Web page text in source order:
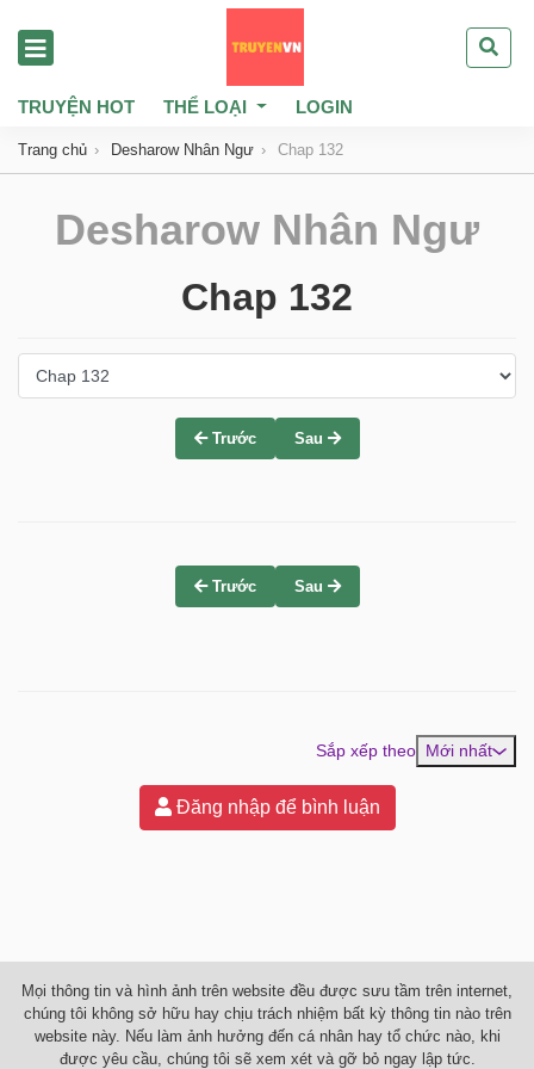
TRUYỆN HOT THỂ LOẠI LOGIN
Trang chủ Desharow Nhân Ngư Chap 132
Desharow Nhân Ngư
Chap 132
Trước Sau
Trước Sau
Sắp xếp theo Mới nhất
Đăng nhập để bình luận
Mọi thông tin và hình ảnh trên website đều được sưu tầm trên internet,
chúng tôi không sở hữu hay chịu trách nhiệm bất kỳ thông tin nào trên
website này. Nếu làm ảnh hưởng đến cá nhân hay tổ chức nào, khi
được yêu cầu, chúng tôi sẽ xem xét và gỡ bỏ ngay lập tức.